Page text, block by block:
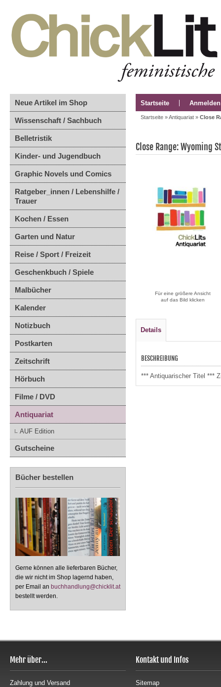
Neue Artikel im Shop
Wissenschaft / Sachbuch
Belletristik
Kinder- und Jugendbuch
Graphic Novels und Comics
Ratgeber_innen / Lebenshilfe /
Trauer
Kochen / Essen
Garten und Natur
Reise / Sport / Freizeit
Geschenkbuch / Spiele
Malbücher
Kalender
Notizbuch
Postkarten
Zeitschrift
Hörbuch
Filme / DVD
Antiquariat
AUF Edition
Gutscheine
Bücher bestellen
Gerne können alle lieferbaren Bücher,
die wir nicht im Shop lagernd haben,
per Email an buchhandlung@chicklit.at
bestellt werden.
Startseite Anmelden
Startseite »Antiquariat » Close
Close Range: Wyoming
Für eine größere Ansicht
auf das Bild klicken
Details
BESCHREIBUNG
*** Antiquarischer Titel ***
Mehr über...
Zahlung und Versand
Kontakt und Infos
Sitemap